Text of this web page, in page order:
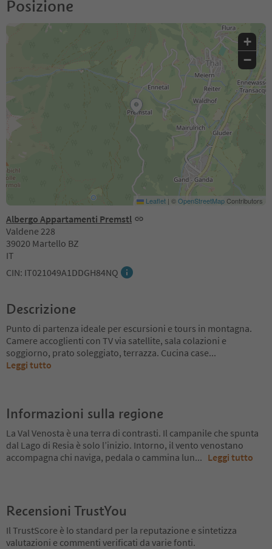
Posizione
Albergo Appartamenti Premstl
Valdene 228
39020 Martello BZ
IT
CIN: IT021049A1DDGH84NQ
+
−
Leaflet | ©OpenStreetMapContributors
Descrizione
Punto di partenza ideale per escursioni e tours in montagna.
Camere accoglienti con TV via satellite, sala colazioni e
soggiorno, prato soleggiato, terrazza. Cucina case...
Leggi tutto
Informazioni sulla regione
La Val Venosta è una terra di contrasti. Il campanile che spunta
dal Lago di Resia è solo l’inizio. Intorno, il vento venostano
accompagna chi naviga, pedala o cammina lun... Leggi tutto
Recensioni TrustYou
Il TrustScore è lo standard per la reputazione e sintetizza
valutazioni e commenti verificati da varie fonti.